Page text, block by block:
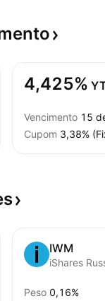
4,425%
Vencimento 15
Cupom 3,38%
IWM
iShares
Peso 0,16%